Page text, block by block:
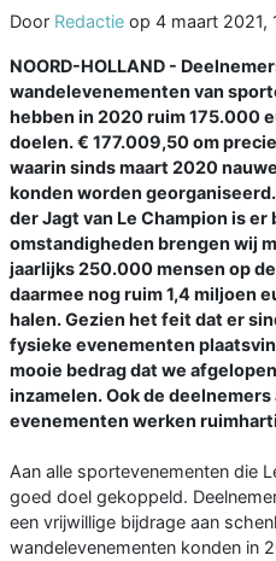
Door Redactie op 4 maart 2021,
NOORD-HOLLAND -
wandelevenementen van
hebben in 2020 ruim 175.000
doelen. € 177.009,50 om
waarin sinds maart 2020
konden worden
der Jagt van Le Champion is er
omstandigheden brengen wij
jaarlijks 250.000 mensen op
daarmee nog ruim 1,4 miljoen
halen. Gezien het feit dat er
fysieke evenementen
mooie bedrag dat we
inzamelen. Ook de
evenementen werken
Aan alle sportevenementen die
goed doel gekoppeld.
een vrijwillige bijdrage aan
wandelevenementen konden in